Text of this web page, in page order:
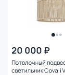
20 000 ₽
Потолочный
светильник Covali